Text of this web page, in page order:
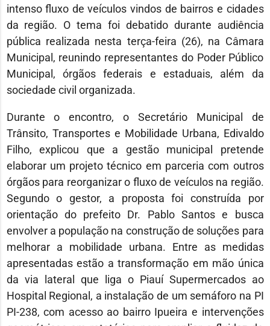
intenso fluxo de veículos vindos de bairros e cidades
da região. O tema foi debatido durante audiência
pública realizada nesta terça-feira (26), na Câmara
Municipal, reunindo representantes do Poder Público
Municipal, órgãos federais e estaduais, além da
sociedade civil organizada.
Durante o encontro, o Secretário Municipal de
Trânsito, Transportes e Mobilidade Urbana, Edivaldo
Filho, explicou que a gestão municipal pretende
elaborar um projeto técnico em parceria com outros
órgãos para reorganizar o fluxo de veículos na região.
Segundo o gestor, a proposta foi construída por
orientação do prefeito Dr. Pablo Santose busca
envolver a população na construção de soluções para
melhorar a mobilidade urbana. Entre as medidas
apresentadas estão a transformação em mão única
da via lateral que liga o Piauí Supermercados ao
Hospital Regional, a instalação de um semáforo na PI
PI-238, com acesso ao bairro Ipueira e intervenções